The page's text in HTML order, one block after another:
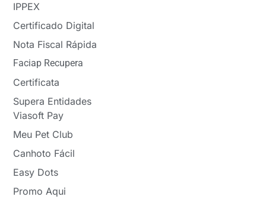
IPPEX
Certificado Digital
Nota Fiscal Rápida
Faciap Recupera
Certificata
Supera Entidades
Viasoft Pay
Meu Pet Club
Canhoto Fácil
Easy Dots
Promo Aqui